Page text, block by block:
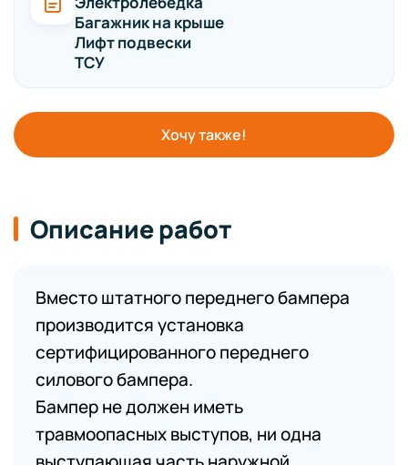
Багажник на крыше
Лифт подвески
ТСУ
Хочу также!
Описание работ
Вместо штатного переднего бампера
производится установка
сертифицированного переднего
силового бампера.
Бампер не должен иметь
травмоопасных выступов, ни одна